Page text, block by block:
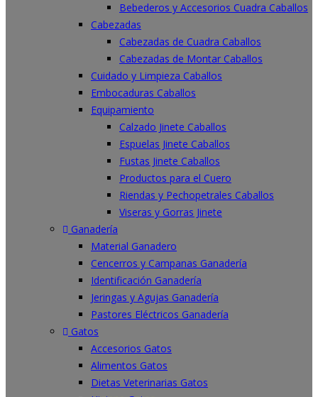
Bebederos y Accesorios Cuadra Caballos
Cabezadas
Cabezadas de Cuadra Caballos
Cabezadas de Montar Caballos
Cuidado y Limpieza Caballos
Embocaduras Caballos
Equipamiento
Calzado Jinete Caballos
Espuelas Jinete Caballos
Fustas Jinete Caballos
Productos para el Cuero
Riendas y Pechopetrales Caballos
Viseras y Gorras Jinete
Ganadería
Material Ganadero
Cencerros y Campanas Ganadería
Identificación Ganadería
Jeringas y Agujas Ganadería
Pastores Eléctricos Ganadería
Gatos
Accesorios Gatos
Alimentos Gatos
Dietas Veterinarias Gatos